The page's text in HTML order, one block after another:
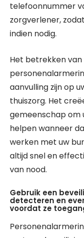
telefoonnummer
zorgverlener,
indien nodig.
Het betrekken van
aanvulling zijn op
thuiszorg. Het
gemeenschap om
helpen wanneer
werken met uw
altijd snel en
van nood.
Gebruik een
detecteren en
voordat ze